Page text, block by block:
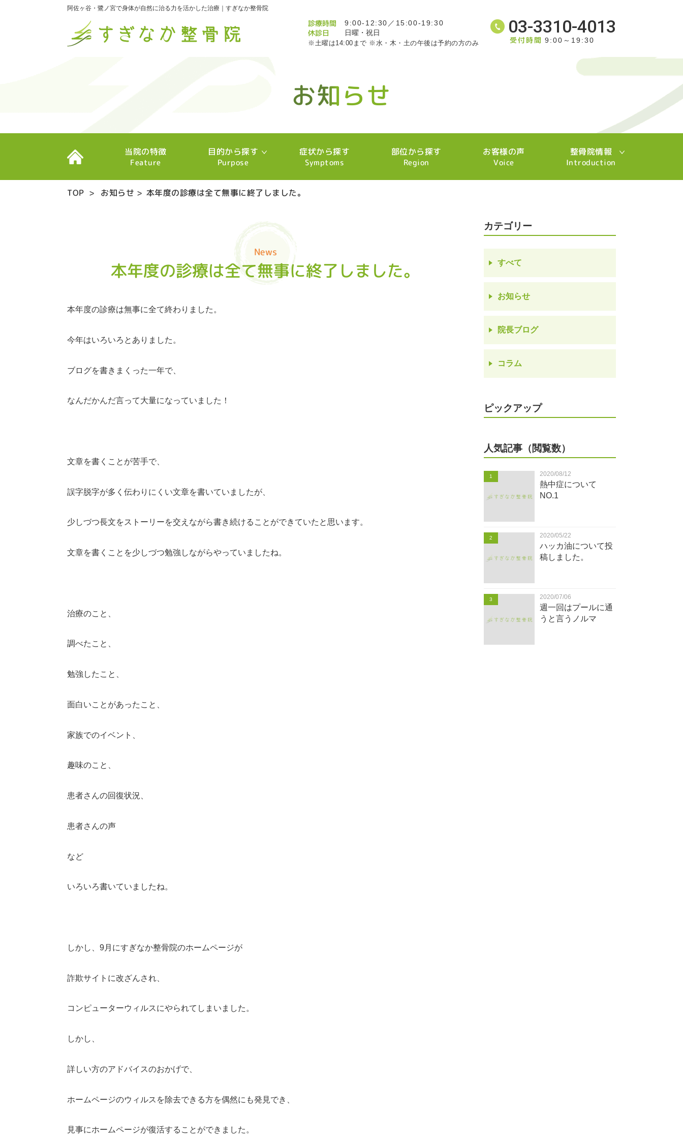
阿佐ヶ谷・鷺ノ宮で身体が自然に治る力を活かした治療｜すぎなか整骨院
診療時間 9:00-12:30／15:00-19:30
休診日 日曜・祝日
※土曜は14:00まで ※水・木・土の午後は予約の方のみ
03-3310-4013
受付時間 9:00～19:30
お知らせ
お知らせ
お知らせ
お知らせ
お知らせ
お知らせ
お知らせ
お知らせ
お知らせ
お知らせ
お知らせ
お知らせ
お知らせ
お知らせ
お知らせ
お知らせ
お知らせ
お知らせ
お知らせ
お知らせ
お知らせ
お知らせ
お知らせ
お知らせ
お知らせ
お知らせ
お知らせ
お知らせ
お知らせ
お知らせ
お知らせ
お知らせ
お知らせ
お知らせ
お知らせ
お知らせ
お知らせ
お知らせ
お知らせ
お知らせ
お知らせ
お知らせ
お知らせ
お知らせ
お知らせ
お知らせ
お知らせ
お知らせ
お知らせ
お知らせ
お知らせ
お知らせ
お知らせ
お知らせ
お知らせ
お知らせ
お知らせ
お知らせ
お知らせ
お知らせ
お知らせ
お知らせ
お知らせ
お知らせ
お知らせ
お知らせ
当院の特徴
Feature
目的から探す
Purpose
症状から探す
Symptoms
部位から探す
Region
お客様の声
Voice
整骨院情報
Introduction
TOP > お知らせ > 本年度の診療は全て無事に終了しました。
News
本年度の診療は全て無事に終了しました。
本年度の診療は無事に全て終わりました。
今年はいろいろとありました。
ブログを書きまくった一年で、
なんだかんだ言って大量になっていました！
文章を書くことが苦手で、
誤字脱字が多く伝わりにくい文章を書いていましたが、
少しづつ長文をストーリーを交えながら書き続けることができていたと思います。
文章を書くことを少しづつ勉強しながらやっていましたね。
治療のこと、
調べたこと、
勉強したこと、
面白いことがあったこと、
家族でのイベント、
趣味のこと、
患者さんの回復状況、
患者さんの声
など
いろいろ書いていましたね。
しかし、9月にすぎなか整骨院のホームページが
詐欺サイトに改ざんされ、
コンピューターウィルスにやられてしまいました。
しかし、
詳しい方のアドバイスのおかげで、
ホームページのウィルスを除去できる方を偶然にも発見でき、
見事にホームページが復活することができました。
カテゴリー
すべて
お知らせ
院長ブログ
コラム
ピックアップ
人気記事（閲覧数）
1 2020/08/12
熱中症について
NO.1
2 2020/05/22
ハッカ油について投
稿しました。
3 2020/07/06
週一回はプールに通
うと言うノルマ